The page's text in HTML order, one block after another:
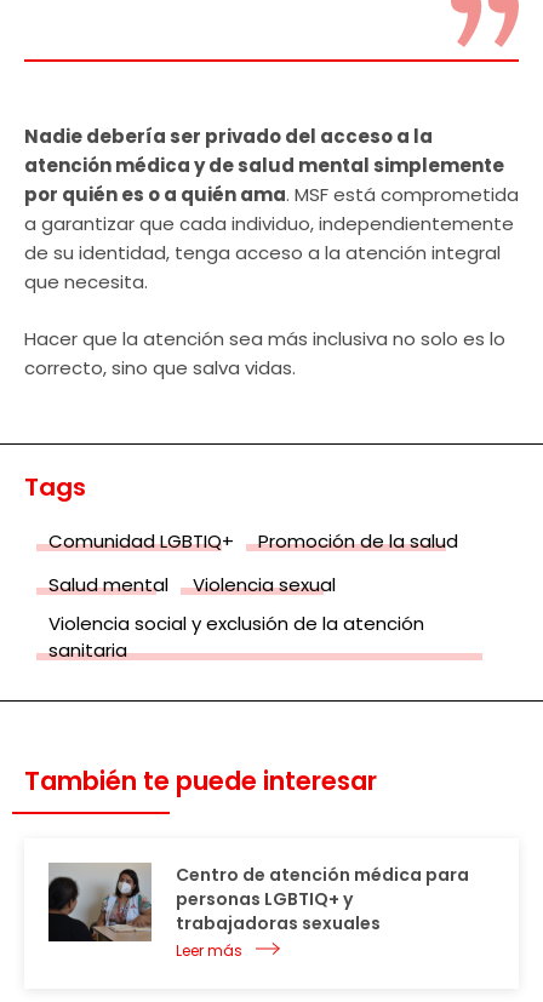
Nadie debería ser privado del acceso a la
atención médica y de salud mental simplemente
por quién es o a quién ama. MSF está comprometida
a garantizar que cada individuo, independientemente
de su identidad, tenga acceso a la atención integral
que necesita.
Hacer que la atención sea más inclusiva no solo es lo
correcto, sino que salva vidas.
Tags
Comunidad LGBTIQ+
Promoción de la salud
Salud mental
Violencia sexual
Violencia social y exclusión de la atención
sanitaria
También te puede interesar
Centro de atención médica para
personas LGBTIQ+ y
trabajadoras sexuales
Leer más